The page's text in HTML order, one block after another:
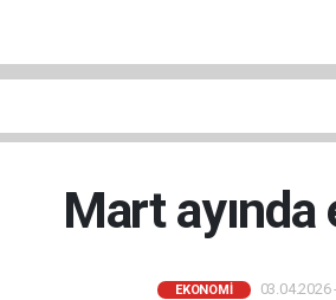
Mart
EKONOMI 03.04.2026